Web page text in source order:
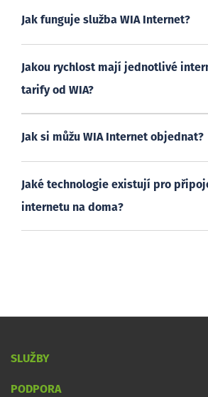
Jak funguje služba WIA Internet?
Jakou rychlost mají jednotlivé
tarify od WIA?
Jak si můžu WIA Internet objednat?
Jaké technologie existují pro
internetu na doma?
SLUŽBY
PODPORA